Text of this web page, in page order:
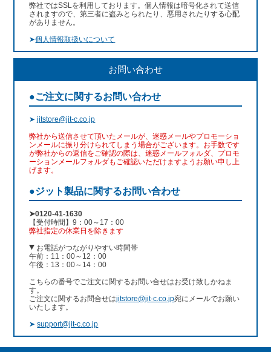
弊社ではSSLを利用しております。個人情報は暗号化されて送信
されますので、第三者に盗みとられたり、悪用されたりする心配
がありません。
➤個人情報取扱いについて
お問い合わせ
●ご注文に関するお問い合わせ
➤jitstore@jit-c.co.jp
弊社から送信させて頂いたメールが、迷惑メールやプロモーショ
ンメールに振り分けられてしまう場合がございます。お手数です
が弊社からの返信をご確認の際は、迷惑メールフォルダ、プロモ
ーションメールフォルダもご確認いただけますようお願い申し上
げます。
●ジット製品に関するお問い合わせ
➤0120-41-1630
【受付時間】9：00～17：00
弊社指定の休業日を除きます
お電話がつながりやすい時間帯
午前：11：00～12：00
午後：13：00～14：00
こちらの番号でご注文に関するお問い合せはお受け致しかねま
す。
ご注文に関するお問合せはjitstore@jit-c.co.jp宛にメールでお願い
いたします。
➤support@jit-c.co.jp